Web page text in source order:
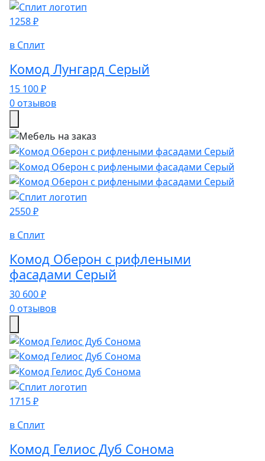
1258 ₽
в Сплит
Комод Лунгард Серый
15 100 ₽
0 отзывов
2550 ₽
в Сплит
Комод Оберон с рифлеными
фасадами Серый
30 600 ₽
0 отзывов
1715 ₽
в Сплит
Комод Гелиос Дуб Сонома